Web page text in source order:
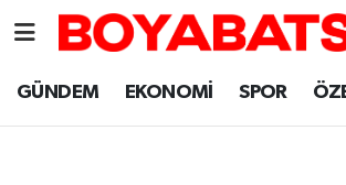
GÜNDEM EKONOMİ SPOR
Sinop Nöbetçi Eczaneler